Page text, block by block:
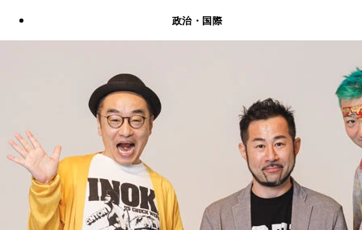
政治・国際